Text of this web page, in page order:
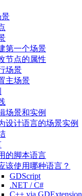
景
第一个场景
节点的属性
场景
主场景
场景和实例
设计语言的场景实例
的脚本语言
该使用哪种语言？
GDScript
.NET / C#
C++ via GDExtension